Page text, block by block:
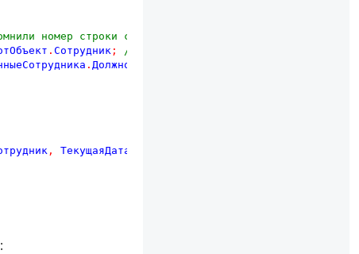
номер строки с Исполнителем
. Сотрудник ;
//пишем ФИО
. Должность
, ТекущаяДата